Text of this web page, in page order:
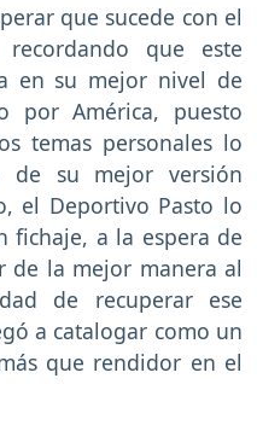
que sucede con el
recordando que este
en su mejor nivel de
por América, puesto
temas personales lo
de su mejor versión
el Deportivo Pasto lo
fichaje, a la espera de
de la mejor manera al
de recuperar ese
a catalogar como un
que rendidor en el